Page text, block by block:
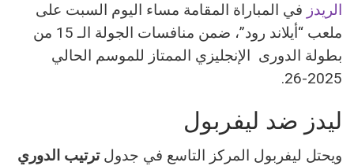
البريد الالكتروني
الريدز في المباراة المقامة مساء اليوم السبت على
ملعب “أيلاند رود”، ضمن منافسات الجولة الـ 15 من
بطولة الدورى الإنجليزي الممتاز للموسم الحالي
2025-26.
ليدز ضد ليفربول
ويحتل ليفربول المركز التاسع في جدولترتيب الدوري